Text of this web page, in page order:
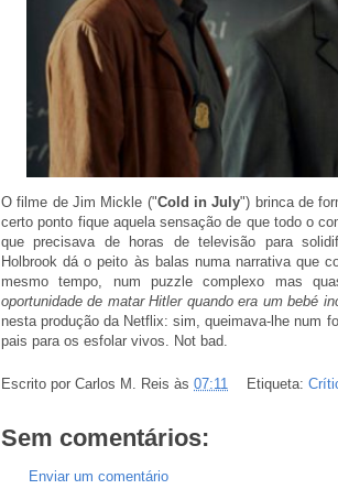
O filme de Jim Mickle ("Cold in July") brinca de
certo ponto fique aquela sensação de que todo o
que precisava de horas de televisão para
Holbrook dá o peito às balas numa narrativa que
mesmo tempo, num puzzle complexo mas
oportunidade de matar Hitler quando era um bebé
nesta produção da Netflix: sim, queimava-lhe num
pais para os esfolar vivos. Not bad.
Escrito por Carlos M. Reis às 07:11 Etiqueta:
Sem comentários:
Enviar um comentário